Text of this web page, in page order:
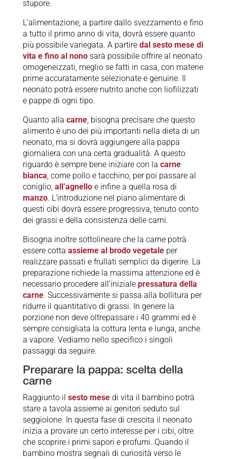
stupore.
L’alimentazione, a partire dallo svezzamento e fino
a tutto il primo anno di vita, dovrà essere quanto
più possibile variegata. A partire dal sesto mese di
vita e fino al nonosarà possibile offrire al neonato
omogeneizzati, meglio se fatti in casa, con materie
prime accuratamente selezionate e genuine. Il
neonato potrà essere nutrito anche con liofilizzati
e pappe di ogni tipo.
Quanto alla carne, bisogna precisare che questo
alimento è uno dei più importanti nella dieta di un
neonato, ma si dovrà aggiungere alla pappa
giornaliera con una certa gradualità. A questo
riguardo è sempre bene iniziare con la carne
bianca, come pollo e tacchino, per poi passare al
coniglio, all’agnelloe infine a quella rosa di
manzo. L’introduzione nel piano alimentare di
questi cibi dovrà essere progressiva, tenuto conto
dei grassi e della consistenza delle carni.
Bisogna inoltre sottolineare che la carne potrà
essere cotta assieme al brodo vegetaleper
realizzare passati e frullati semplici da digerire. La
preparazione richiede la massima attenzione ed è
necessario procedere all’iniziale pressatura della
carne. Successivamente si passa alla bollitura per
ridurre il quantitativo di grassi. In genere la
porzione non deve oltrepassare i 40 grammi ed è
sempre consigliata la cottura lenta e lunga, anche
a vapore. Vediamo nello specifico i singoli
passaggi da seguire.
Preparare la pappa: scelta della
carne
Raggiunto il sesto mesedi vita il bambino potrà
stare a tavola assieme ai genitori seduto sul
seggiolone. In questa fase di crescita il neonato
inizia a provare un certo interesse per i cibi, oltre
che scoprire i primi sapori e profumi. Quando il
bambino mostra segnali di curiosità verso le